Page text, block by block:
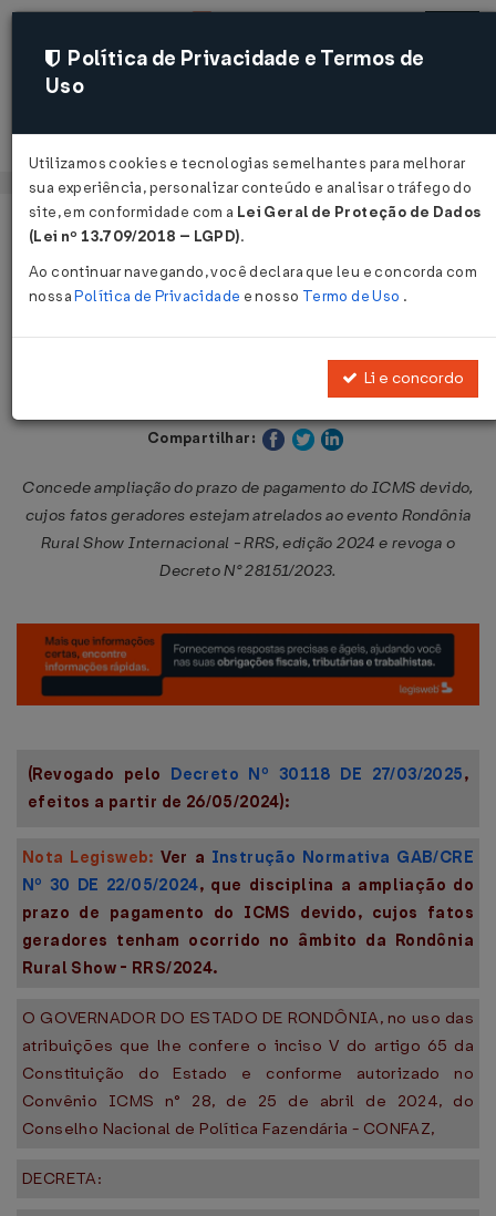
Acessar
Página Inicial Legislações
Decreto Nº 29123 DE 21/05/2024
Publicado no DOE - RO em 21 mai 2024
Compartilhar:
Concede ampliação do prazo de pagamento do ICMS devido,
cujos fatos geradores estejam atrelados ao evento Rondônia
Rural Show Internacional - RRS, edição 2024 e revoga o
Decreto N° 28151/2023.
(Revogado pelo Decreto Nº 30118 DE 27/03/2025,
efeitos a partir de 26/05/2024):
Nota Legisweb: Ver a Instrução Normativa GAB/CRE
Nº 30 DE 22/05/2024, que disciplina a ampliação do
prazo de pagamento do ICMS devido, cujos fatos
geradores tenham ocorrido no âmbito da Rondônia
Rural Show - RRS/2024.
O GOVERNADOR DO ESTADO DE RONDÔNIA, no uso das
atribuições que lhe confere o inciso V do artigo 65 da
Constituição do Estado e conforme autorizado no
Convênio ICMS n° 28, de 25 de abril de 2024, do
Conselho Nacional de Política Fazendária - CONFAZ,
DECRETA:
Política de Privacidade e Termos de
Uso
Utilizamos cookies e tecnologias semelhantes para melhorar
sua experiência, personalizar conteúdo e analisar o tráfego do
site, em conformidade com a Lei Geral de Proteção de Dados
(Lei nº 13.709/2018 – LGPD).
Ao continuar navegando, você declara que leu e concorda com
nossaPolítica de Privacidade e nosso Termo de Uso .
Li e concordo